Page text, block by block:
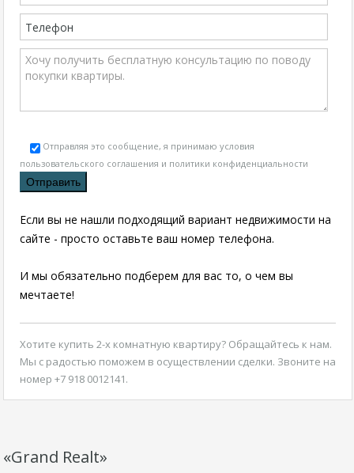
Отправляя это сообщение, я принимаю условия
пользовательского соглашения и политики конфиденциальности
Если вы не нашли подходящий вариант недвижимости на
сайте - просто оставьте ваш номер телефона.
И мы обязательно подберем для вас то, о чем вы
мечтаете!
Хотите купить 2-х комнатную квартиру? Обращайтесь к нам.
Мы с радостью поможем в осуществлении сделки. Звоните на
номер +7 918 0012141.
«Grand Realt»